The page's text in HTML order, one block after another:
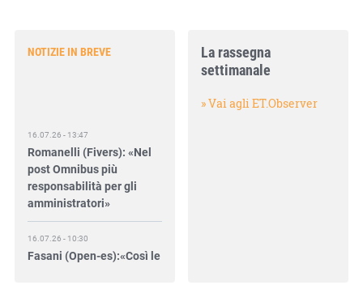
NOTIZIE IN BREVE
16.07.26 - 13:47
Romanelli (Fivers): «Nel
post Omnibus più
responsabilità per gli
amministratori»
16.07.26 - 10:30
Fasani (Open-es):«Così le
La rassegna
settimanale
» Vai agli ET.Observer